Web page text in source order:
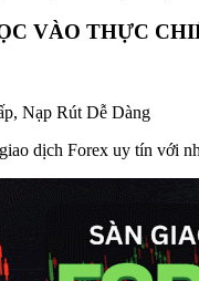
VÀO THỰC
Nạp Rút Dễ Dàng
dịch Forex uy tín với